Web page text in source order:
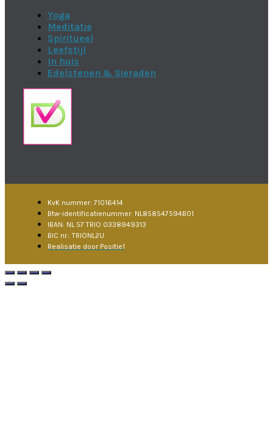
Yoga
Meditatie
Spiritueel
Leefstijl
In huis
Edelstenen & Sieraden
KvK nummer: 71016414
Btw-identificatienummer: NL858547594B01
IBAN: NL 57 TRIO 0338949313
BIC nr.: TRIONL2U
Realisatie door Positie1